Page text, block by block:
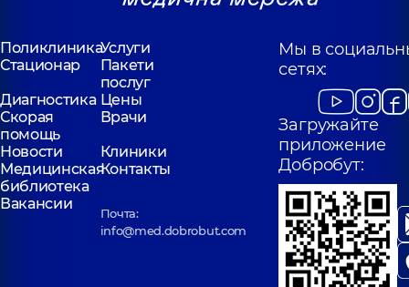
ПоликлиникаУслуги
Стационар
Пакети
послуг
Диагностика Цены
Скорая
помощь
Врачи
Новости
Клиники
Медицинская
библиотека
Контакты
Вакансии
Почта:
info@med.dobrobut.com
Мы в
сетях:
Загружайте
приложение
Добробут: